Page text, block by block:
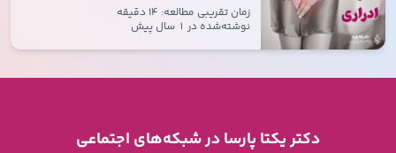
زمان تقریبی مطالعه: ۱۴ دقیقه
نوشته‌شده در ۱ سال پیش
دکتر یکتا پارسا در شبکه‌های اجتماعی